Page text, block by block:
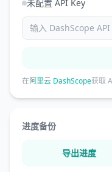
未配置 API Key
在阿里云 DashScope获取
进度备份
导出进度